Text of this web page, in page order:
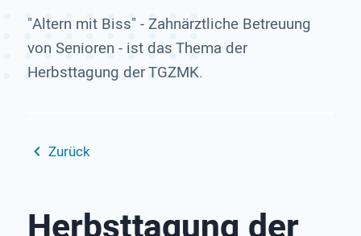
"Altern mit Biss" - Zahnärztliche Betreuung
von Senioren - ist das Thema der
Herbsttagung der TGZMK.
Zurück